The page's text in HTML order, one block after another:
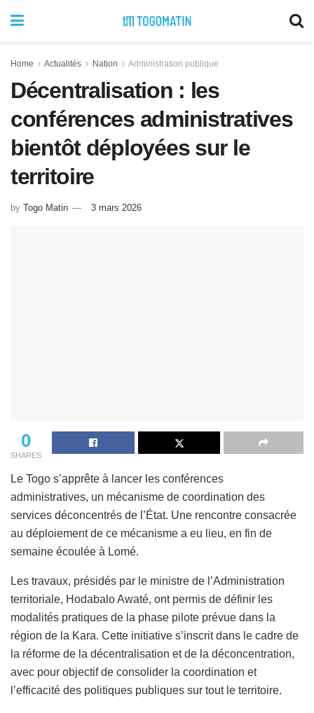
Home Actualités Nation Administration publique
Décentralisation : les
conférences administratives
bientôt déployées sur le
territoire
by Togo Matin 3 mars 2026
0
SHARES
Le Togo s’apprête à lancer les conférences
administratives, un mécanisme de coordination des
services déconcentrés de l’État. Une rencontre consacrée
au déploiement de ce mécanisme a eu lieu, en fin de
semaine écoulée à Lomé.
Les travaux, présidés par le ministre de l’Administration
territoriale, Hodabalo Awaté, ont permis de définir les
modalités pratiques de la phase pilote prévue dans la
région de la Kara. Cette initiative s’inscrit dans le cadre de
la réforme de la décentralisation et de la déconcentration,
avec pour objectif de consolider la coordination et
l’efficacité des politiques publiques sur tout le territoire.